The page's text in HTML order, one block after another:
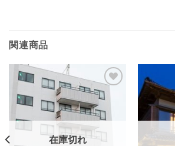
関連商品
Add to
Wishlist
在庫切れ